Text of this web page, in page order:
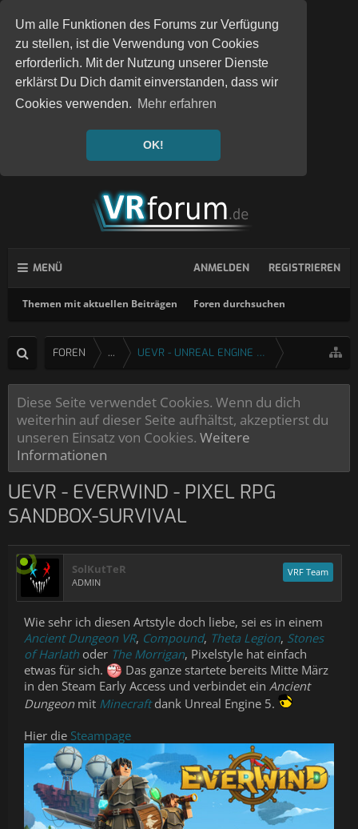
Um alle Funktionen des Forums zur Verfügung
zu stellen, ist die Verwendung von Cookies
erforderlich. Mit der Nutzung unserer Dienste
erklärst Du Dich damit einverstanden, dass wir
Cookies verwenden. Mehr erfahren
OK!
MENÜ
Themen mit aktuellen Beiträgen Foren durchsuchen
ANMELDEN REGISTRIEREN
FOREN ... UEVR - UNREAL ENGINE 4 & 5 VR INJEKTOR
Diese Seite verwendet Cookies. Wenn du dich
weiterhin auf dieser Seite aufhältst, akzeptierst du
unseren Einsatz von Cookies. Weitere
Informationen
UEVR - EVERWIND - PIXEL RPG
SANDBOX-SURVIVAL
SolKutTeR
ADMIN
VRF Team
Wie sehr ich diesen Artstyle doch liebe, sei es in einem
Ancient Dungeon VR, Compound, Theta Legion, Stones
of Harlath oder The Morrigan, Pixelstyle hat einfach
etwas für sich.
Das ganze startete bereits Mitte März
in den Steam Early Access und verbindet ein Ancient
Dungeon mit Minecraft dank Unreal Engine 5.
Hier die Steampage